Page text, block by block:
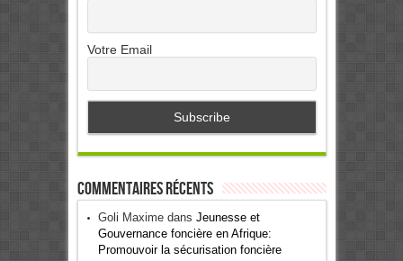
Votre Email
Commentaires récents
Goli Maximedans Jeunesse et
Gouvernance foncière en Afrique:
Promouvoir la sécurisation foncière